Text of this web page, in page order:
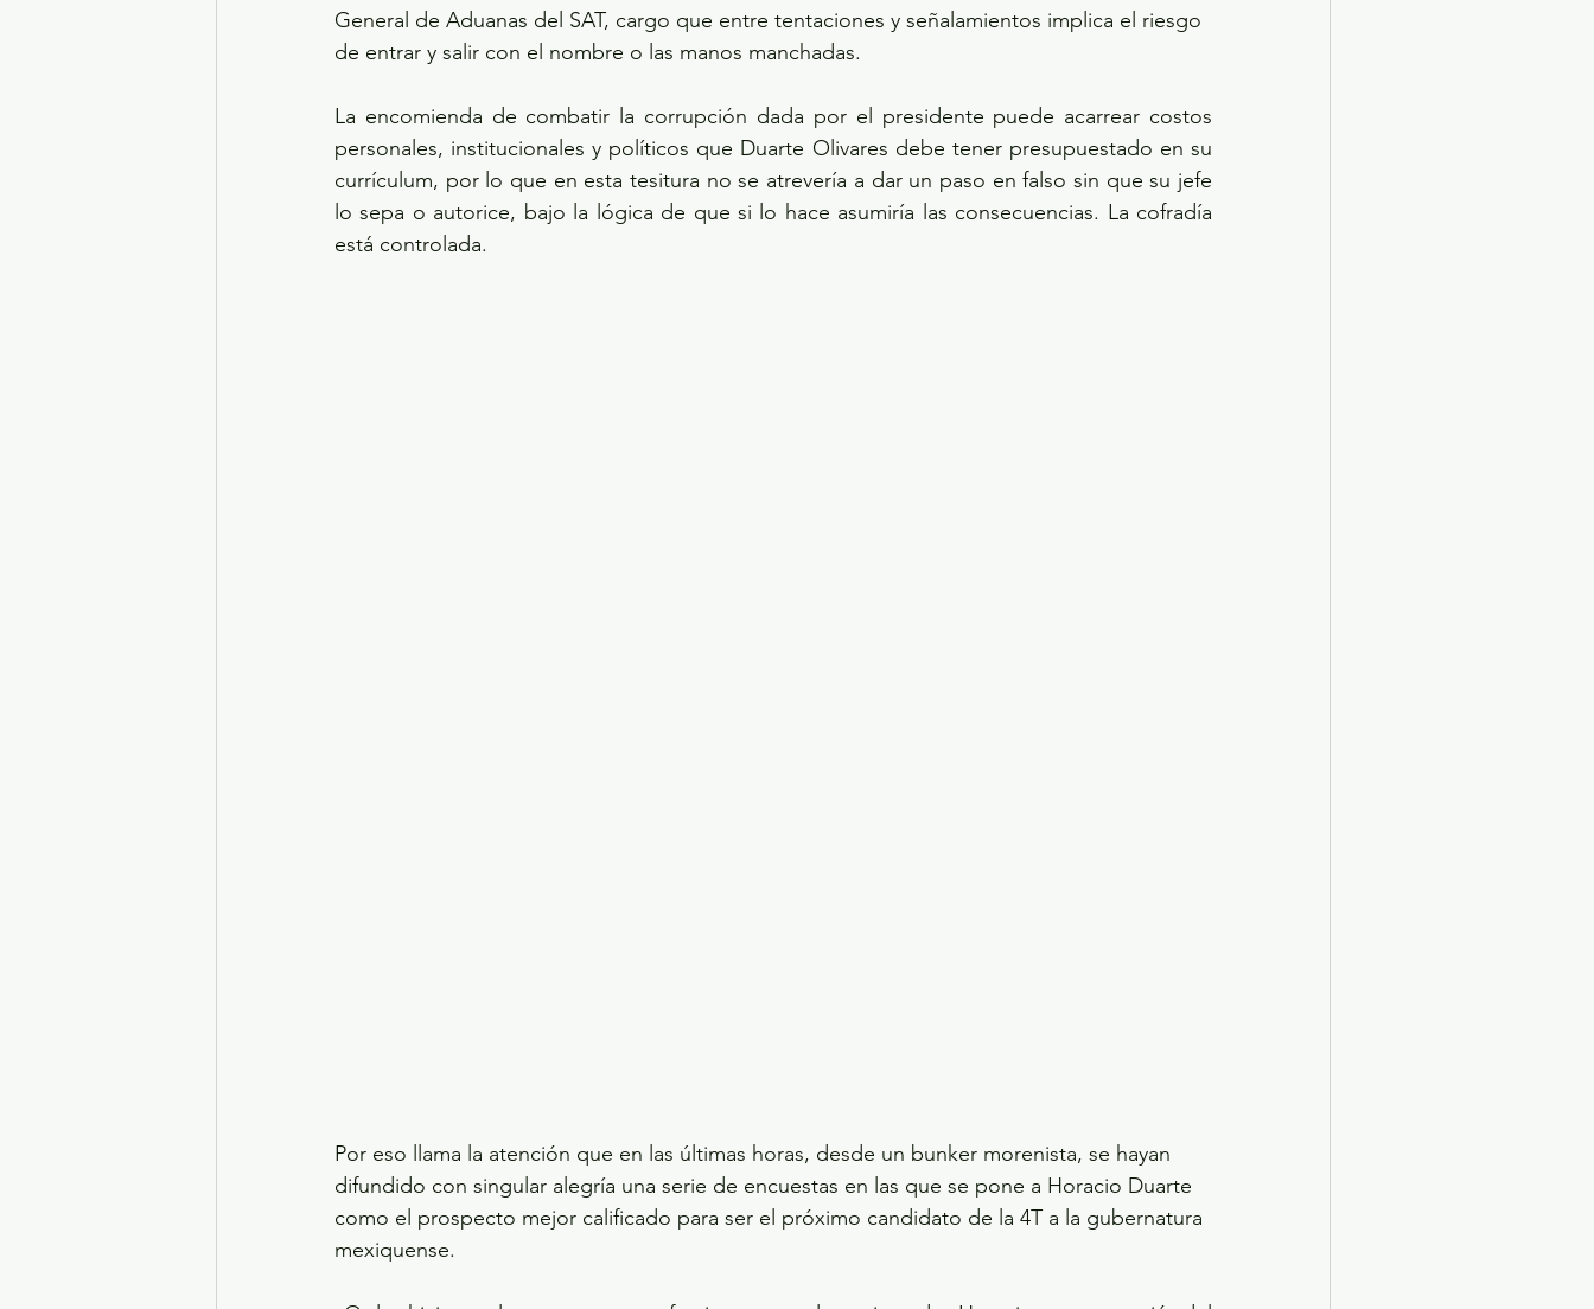
General de Aduanas del SAT, cargo que entre tentaciones y señalamientos implica el riesgo
de entrar y salir con el nombre o las manos manchadas.
La encomienda de combatir la corrupción dada por el presidente puede acarrear costos
personales, institucionales y políticos que Duarte Olivares debe tener presupuestado en su
currículum, por lo que en esta tesitura no se atrevería a dar un paso en falso sin que su jefe
lo sepa o autorice, bajo la lógica de que si lo hace asumiría las consecuencias. La cofradía
está controlada.
Por eso llama la atención que en las últimas horas, desde un bunker morenista, se hayan
difundido con singular alegría una serie de encuestas en las que se pone a Horacio Duarte
como el prospecto mejor calificado para ser el próximo candidato de la 4T a la gubernatura
mexiquense.